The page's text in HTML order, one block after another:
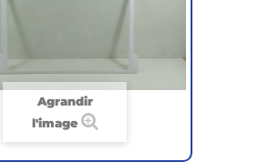
Agrandir
l'image